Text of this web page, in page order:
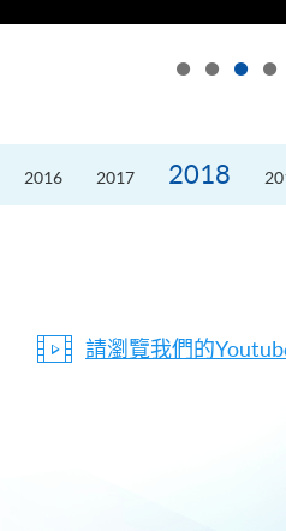
2016 2017 2018
請瀏覽我們的